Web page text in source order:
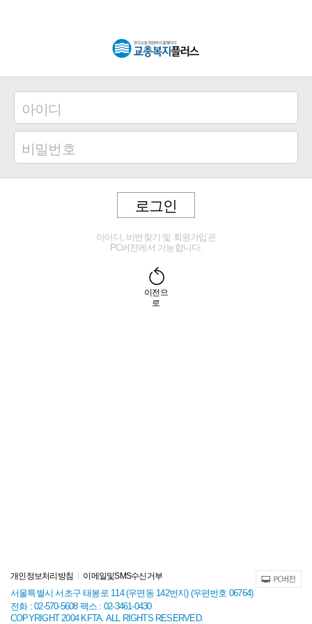
로그인
아이디, 비번찾기 및 회원가입은
PC버전에서 가능합니다.
이전으
로
개인정보처리방침 이메일및SMS수신거부
서울특별시 서초구 태봉로 114 (우면동 142번지) (우편번호 06764)
전화 : 02-570-5608 팩스 : 02-3461-0430
COPYRIGHT 2004 KFTA. ALL RIGHTS RESERVED.